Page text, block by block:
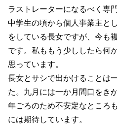
ラストレーターになるべく専
中学生の頃から個人事業主と
をしている長女ですが、今も
です。私ももう少ししたら何
思っています。
長女とサシで出かけることは
た。九月には一か月間口をき
年ごろのため不安定なところ
には期待しています。